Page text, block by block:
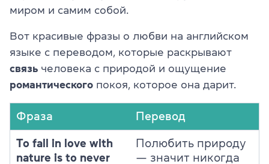
миром и самим собой.
Вот красивые фразы о любви на английском
языке с переводом, которые раскрывают
связь человека с природой и ощущение
романтического покоя, которое она дарит.
Фраза Перевод
To fall in love with
nature is to never
Полюбить природу
— значит никогда